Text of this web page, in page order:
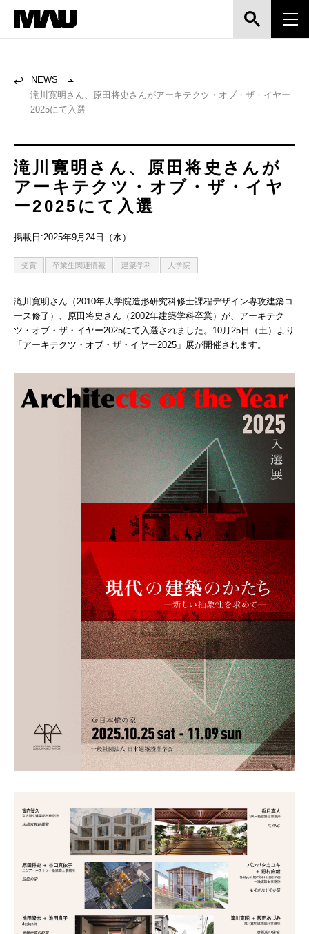
NEWS
滝川寛明さん、原田将史さんがアーキテクツ・オブ・ザ・イヤー
2025にて入選
滝川寛明さん、原田将史さんが
アーキテクツ・オブ・ザ・イヤ
ー2025にて入選
掲載日:2025年9月24日（水）
受賞 卒業生関連情報 建築学科 大学院
滝川寛明さん（2010年大学院造形研究科修士課程デザイン専攻建築コ
ース修了）、原田将史さん（2002年建築学科卒業）が、アーキテク
ツ・オブ・ザ・イヤー2025にて入選されました。10月25日（土）より
「アーキテクツ・オブ・ザ・イヤー2025」展が開催されます。